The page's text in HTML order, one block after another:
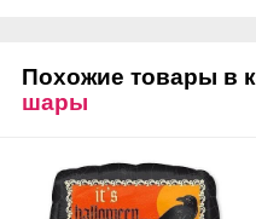
Похожие товары в
шары